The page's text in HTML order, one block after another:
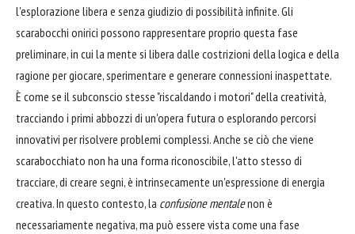
l'esplorazione libera e senza giudizio di possibilità infinite. Gli
scarabocchi onirici possono rappresentare proprio questa fase
preliminare, in cui la mente si libera dalle costrizioni della logica e della
ragione per giocare, sperimentare e generare connessioni inaspettate.
È come se il subconscio stesse "riscaldando i motori" della creatività,
tracciando i primi abbozzi di un'opera futura o esplorando percorsi
innovativi per risolvere problemi complessi. Anche se ciò che viene
scarabocchiato non ha una forma riconoscibile, l'atto stesso di
tracciare, di creare segni, è intrinsecamente un'espressione di energia
creativa. In questo contesto, la confusione mentalenon è
necessariamente negativa, ma può essere vista come una fase